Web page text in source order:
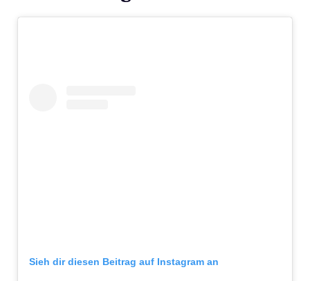
Sieh dir diesen Beitrag auf Instagram an